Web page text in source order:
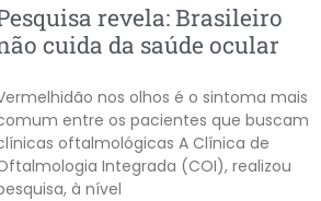
revela: Brasileiro
cuida da saúde ocular
nos olhos é o sintoma mais
entre os pacientes que buscam
oftalmológicas A Clínica de
Integrada (COI), realizou
à nível